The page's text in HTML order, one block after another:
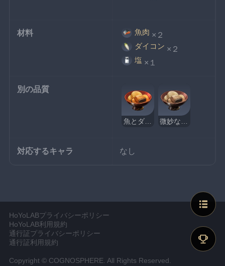
材料 魚肉 ×２
ダイコン ×２
塩 ×１
別の品質
魚とダイコンの煮込み
対応するキャラ なし
HoYoLABプライバシーポリシー
HoYoLAB利用規約
通行証プライバシーポリシー
通行証利用規約
Copyright © COGNOSPHERE. All Rights Reserved.